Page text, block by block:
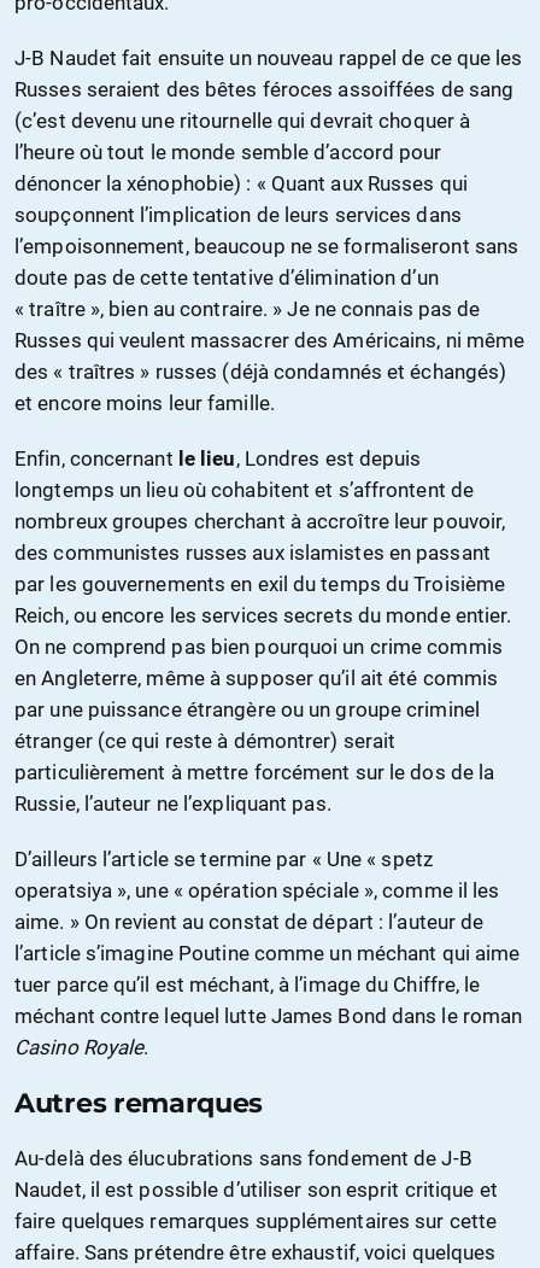
J-B Naudet fait ensuite un nouveau rappel de ce que les
Russes seraient des bêtes féroces assoiffées de sang
(c’est devenu une ritournelle qui devrait choquer à
l’heure où tout le monde semble d’accord pour
dénoncer la xénophobie) : « Quant aux Russes qui
soupçonnent l’implication de leurs services dans
l’empoisonnement, beaucoup ne se formaliseront sans
doute pas de cette tentative d’élimination d’un
« traître », bien au contraire. » Je ne connais pas de
Russes qui veulent massacrer des Américains, ni même
des « traîtres » russes (déjà condamnés et échangés)
et encore moins leur famille.
Enfin, concernant le lieu, Londres est depuis
longtemps un lieu où cohabitent et s’affrontent de
nombreux groupes cherchant à accroître leur pouvoir,
des communistes russes aux islamistes en passant
par les gouvernements en exil du temps du Troisième
Reich, ou encore les services secrets du monde entier.
On ne comprend pas bien pourquoi un crime commis
en Angleterre, même à supposer qu’il ait été commis
par une puissance étrangère ou un groupe criminel
étranger (ce qui reste à démontrer) serait
particulièrement à mettre forcément sur le dos de la
Russie, l’auteur ne l’expliquant pas.
D’ailleurs l’article se termine par « Une « spetz
operatsiya », une « opération spéciale », comme il les
aime. » On revient au constat de départ : l’auteur de
l’article s’imagine Poutine comme un méchant qui aime
tuer parce qu’il est méchant, à l’image du Chiffre, le
méchant contre lequel lutte James Bond dans le roman
Casino Royale.
Autres remarques
Au-delà des élucubrations sans fondement de J-B
Naudet, il est possible d’utiliser son esprit critique et
faire quelques remarques supplémentaires sur cette
affaire. Sans prétendre être exhaustif, voici quelques